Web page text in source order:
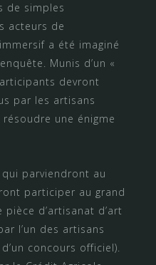
de simples
acteurs de
a été imaginé
Munis d’un «
devront
par les artisans
une énigme
parviendront au
participer au grand
d’artisanat d’art
l’un des artisans
concours officiel).